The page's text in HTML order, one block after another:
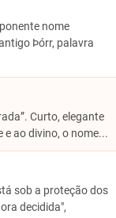
nome
Þórr, palavra
Curto, elegante
ao divino, o nome...
sob a proteção dos
decidida",